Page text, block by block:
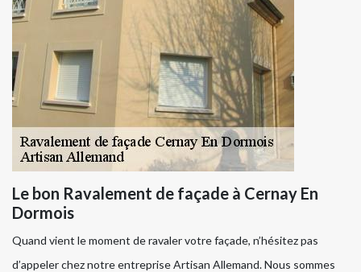
Le bon Ravalement de façade à Cernay En
Dormois
Quand vient le moment de ravaler votre façade, n’hésitez pas
d’appeler chez notre entreprise Artisan Allemand. Nous sommes